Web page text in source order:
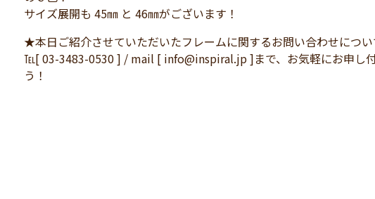
サイズ展開も 45㎜ と 46㎜がございます！
★本日ご紹介させていただいたフレームに関するお問い合わせについ
℡[ 03-3483-0530 ] / mail [ info@inspiral.jp ]まで、お気軽にお申し
う！